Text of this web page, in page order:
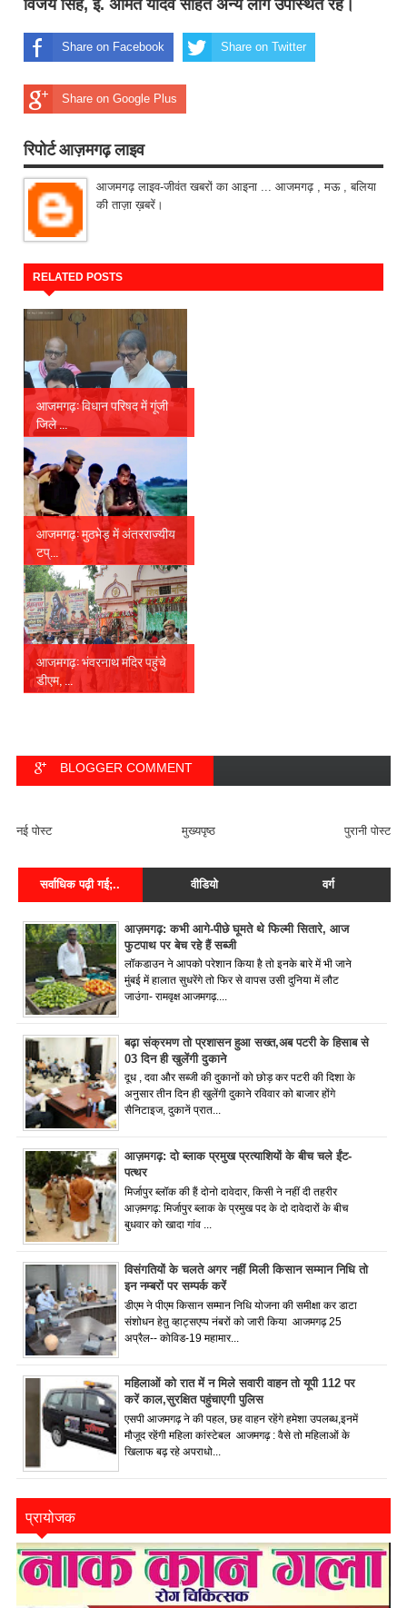
विजय सिंह, ई. अमित यादव सहित अन्य लोग उपस्थित रहे।
Share on Facebook Share on Twitter
Share on Google Plus
रिपोर्ट आज़मगढ़ लाइव
आजमगढ़ लाइव-जीवंत खबरों का आइना ... आजमगढ़ , मऊ , बलिया
की ताज़ा ख़बरें।
RELATED POSTS
आजमगढ़: विधान परिषद में गूंजी
जिले ...
आजमगढ़: मुठभेड़ में अंतरराज्यीय
टप्...
आजमगढ़: भंवरनाथ मंदिर पहुंचे
डीएम, ...
BLOGGER COMMENT
नई पोस्ट पुरानी पोस्ट
मुख्यपृष्ठ
सर्वाधिक पढ़ी गई;.. वीडियो वर्ग
आज़मगढ़: कभी आगे-पीछे घूमते थे फिल्मी सितारे, आज
फुटपाथ पर बेच रहे हैं सब्जी
लॉकडाउन ने आपको परेशान किया है तो इनके बारे में भी जाने
मुंबई में हालात सुधरेंगे तो फिर से वापस उसी दुनिया में लौट
जाउंगा- रामवृक्ष आजमगढ़....
बढ़ा संक्रमण तो प्रशासन हुआ सख्त,अब पटरी के हिसाब से
03 दिन ही खुलेंगी दुकाने
दूध , दवा और सब्जी की दुकानों को छोड़ कर पटरी की दिशा के
अनुसार तीन दिन ही खुलेंगी दुकाने रविवार को बाजार होंगे
सैनिटाइज, दुकानें प्रात...
आज़मगढ़: दो ब्लाक प्रमुख प्रत्याशियों के बीच चले ईंट-
पत्थर
मिर्जापुर ब्लॉक की हैं दोनो दावेदार, किसी ने नहीं दी तहरीर
आज़मगढ़: मिर्जापुर ब्लाक के प्रमुख पद के दो दावेदारों के बीच
बुधवार को खादा गांव ...
विसंगतियों के चलते अगर नहीं मिली किसान सम्मान निधि तो
इन नम्बरों पर सम्पर्क करें
डीएम ने पीएम किसान सम्मान निधि योजना की समीक्षा कर डाटा
संशोधन हेतु व्हाट्सएप्प नंबरों को जारी किया आजमगढ़ 25
अप्रैल-- कोविड-19 महामार...
महिलाओं को रात में न मिले सवारी वाहन तो यूपी 112 पर
करें काल,सुरक्षित पहुंचाएगी पुलिस
एसपी आजमगढ़ ने की पहल, छह वाहन रहेंगे हमेशा उपलब्ध,इनमें
मौजूद रहेंगी महिला कांस्टेबल आजमगढ़ : वैसे तो महिलाओं के
खिलाफ बढ़ रहे अपराधो...
प्रायोजक